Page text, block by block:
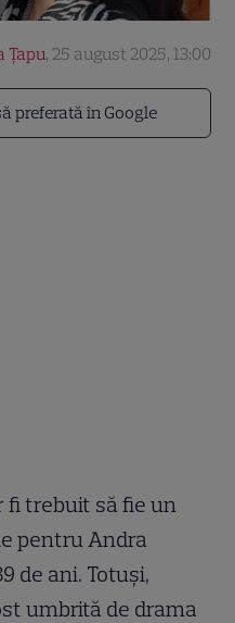
preferată în Google
Țapu, 25 august 2025, 13:00
fi trebuit să fie un
pentru Andra
de ani. Totuși,
umbrită de drama